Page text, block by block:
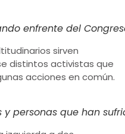
enfrente del
sirven
distintos activistas que
acciones en común.
y personas que han